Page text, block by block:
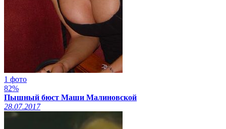
1 фото
82%
Пышный бюст Маши Малиновской
28.07.2017